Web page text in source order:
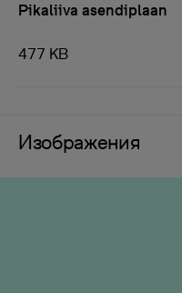
Pikaliiva asendiplaan
477 KB
Изображения